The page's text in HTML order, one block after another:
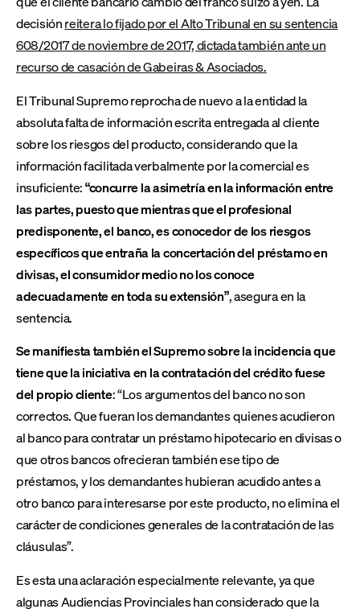
decisiónreitera lo fijado por el Alto Tribunal en su sentencia
608/2017 de noviembre de 2017, dictada también ante un
recurso de casación de Gabeiras & Asociados.
El Tribunal Supremo reprocha de nuevo a la entidad la
absoluta falta de información escrita entregada al cliente
sobre los riesgos del producto, considerando que la
información facilitada verbalmente por la comercial es
insuficiente:“concurre la asimetría en la información entre
las partes, puesto que mientras que el profesional
predisponente, el banco, es conocedor de los riesgos
específicos que entraña la concertación del préstamo en
divisas, el consumidor medio no los conoce
adecuadamente en toda su extensión”, asegura en la
sentencia.
Se manifiesta también el Supremo sobre la incidencia que
tiene que la iniciativa en la contratación del crédito fuese
del propio cliente: “Los argumentos del banco no son
correctos. Que fueran los demandantes quienes acudieron
al banco para contratar un préstamo hipotecario en divisas o
que otros bancos ofrecieran también ese tipo de
préstamos, y los demandantes hubieran acudido antes a
otro banco para interesarse por este producto, no elimina el
carácter de condiciones generales de la contratación de las
cláusulas”.
Es esta una aclaración especialmente relevante, ya que
algunas Audiencias Provinciales han considerado que la